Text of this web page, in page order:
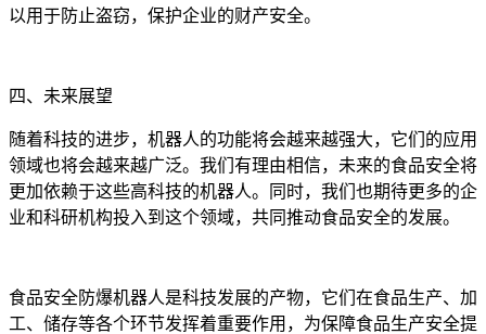
以用于防止盗窃，保护企业的财产安全。
四、未来展望
随着科技的进步，机器人的功能将会越来越强大，它们的应用
领域也将会越来越广泛。我们有理由相信，未来的食品安全将
更加依赖于这些高科技的机器人。同时，我们也期待更多的企
业和科研机构投入到这个领域，共同推动食品安全的发展。
食品安全防爆机器人是科技发展的产物，它们在食品生产、加
工、储存等各个环节发挥着重要作用，为保障食品生产安全提